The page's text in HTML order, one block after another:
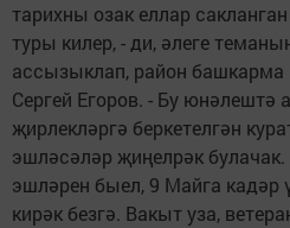
тарихны озак еллар
туры килер, - ди, әлеге
ассызыклап, район башкарма
Сергей Егоров. - Бу
җирлекләргә беркетелгән
эшләсәләр җиңелрәк
эшләрен быел, 9 Майга кадәр
кирәк безгә. Вакыт уза,